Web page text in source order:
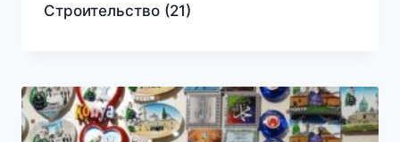
Строительство (21)